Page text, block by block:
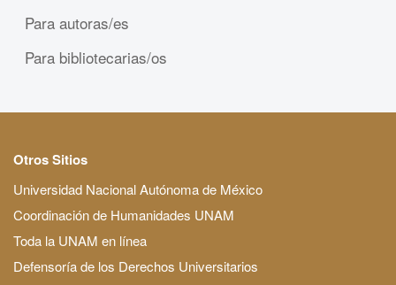
Para autoras/es
Para bibliotecarias/os
Otros Sitios
Universidad Nacional Autónoma de México
Coordinación de Humanidades UNAM
Toda la UNAM en línea
Defensoría de los Derechos Universitarios